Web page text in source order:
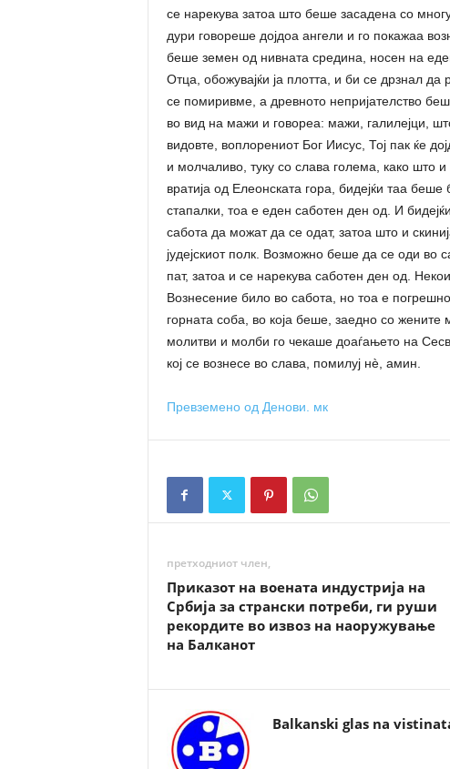
се нарекува затоа што беше засадена со
дури говореше дојдоа ангели и го покажаа
беше земен од нивната средина, носен на
Отца, обожувајќи ја плотта, и би се дрзнал да
се помиривме, а древното непријателство
во вид на мажи и говореа: мажи, галилејци,
видовте, воплорениот Бог Иисус, Тој пак ќе
и молчаливо, туку со слава голема, како што
вратија од Елеонската гора, бидејќи таа
стапалки, тоа е еден саботен ден од. И
сабота да можат да се одат, затоа што и
јудејскиот полк. Возможно беше да се оди во
пат, затоа и се нарекува саботен ден од.
Вознесение било во сабота, но тоа е
горната соба, во која беше, заедно со
молитви и молби го чекаше доаѓањето на
кој се вознесе во слава, помилуј нè, амин.
Превземено од Денови. мк
претходниот член,
Приказот на воената индустрија на
Србија за странски потреби, ги руши
рекордите во извоз на наоружување
на Балканот
Balkanski glas na